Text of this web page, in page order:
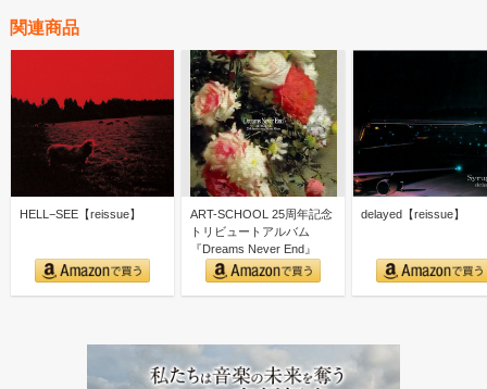
関連商品
HELL−SEE【reissue】
ART-SCHOOL 25周年記念
トリビュートアルバム
『Dreams Never End』
delayed【reissue】